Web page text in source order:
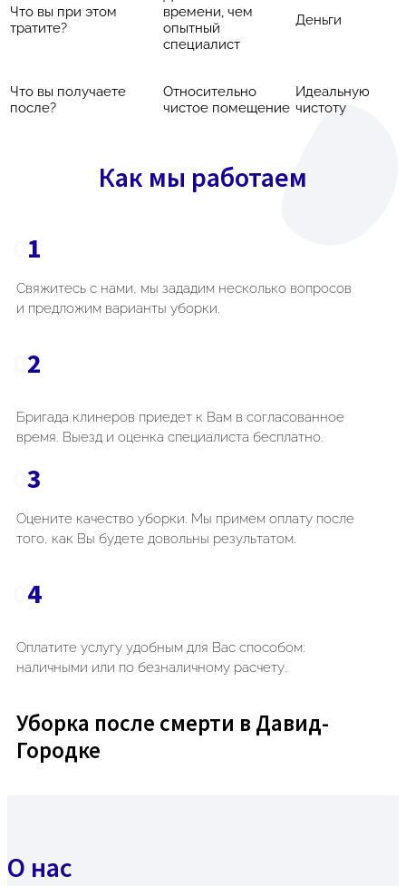
Что вы при этом
тратите?
времени, чем
опытный
специалист
Деньги
Что вы получаете
после?
Относительно
чистое помещение
Идеальную
чистоту
Как мы работаем
1
Свяжитесь с нами, мы зададим несколько вопросов
и предложим варианты уборки.
2
Бригада клинеров приедет к Вам в согласованное
время. Выезд и оценка специалиста бесплатно.
3
Оцените качество уборки. Мы примем оплату после
того, как Вы будете довольны результатом.
4
Оплатите услугу удобным для Вас способом:
наличными или по безналичному расчету.
Уборка после смерти в Давид-
Городке
О нас